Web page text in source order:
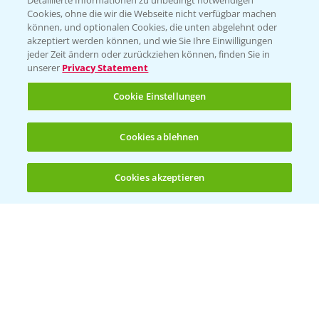
(noch 4)
Folgen Sie uns
Allgemeine Nutzungsbedingungen
Datenschutzerklärung
Cookies, ohne die wir die Webseite nicht verfügbar machen
können, und optionalen Cookies, die unten abgelehnt oder
akzeptiert werden können, und wie Sie Ihre Einwilligungen
jeder Zeit ändern oder zurückziehen können, finden Sie in
unserer Privacy Statement
Cookie Einstellungen
Cookies ablehnen
Cookies akzeptieren